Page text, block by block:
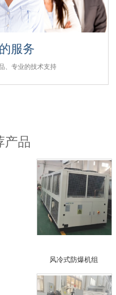
服务
、专业的技术支持
服务
、专业的技术支持
产品
风冷式防爆机组